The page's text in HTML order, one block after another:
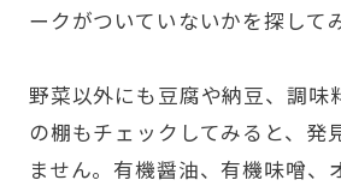
ークがついていないかを探して
野菜以外にも豆腐や納豆、調味
の棚もチェックしてみると、発
ません。有機醤油、有機味噌、